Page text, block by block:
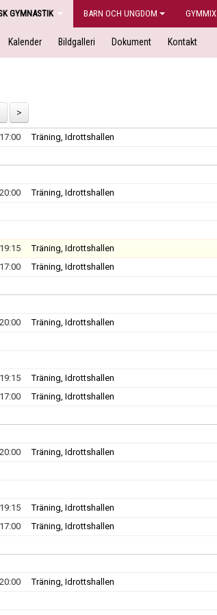
GYMNASTIK BARN OCH UNGDOM GYMMIX
Kalender Bildgalleri Dokument Kontakt
Träning, Idrottshallen
Träning, Idrottshallen
Träning, Idrottshallen
Träning, Idrottshallen
Träning, Idrottshallen
Träning, Idrottshallen
Träning, Idrottshallen
Träning, Idrottshallen
Träning, Idrottshallen
Träning, Idrottshallen
Träning, Idrottshallen